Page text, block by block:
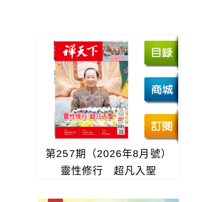
第257期（2026年8月號）
靈性修行 超凡入聖